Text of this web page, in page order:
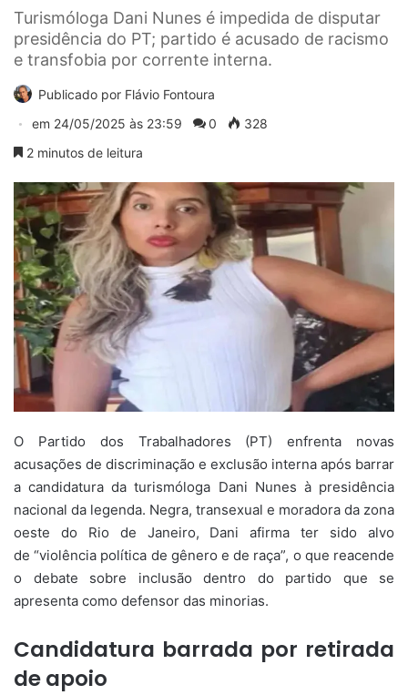
Turismóloga Dani Nunes é impedida de disputar
presidência do PT; partido é acusado de racismo
e transfobia por corrente interna.
Publicado por Flávio Fontoura
em 24/05/2025 às 23:59 0
328
2 minutos de leitura
O Partido dos Trabalhadores (PT) enfrenta novas
acusações de discriminação e exclusão interna após barrar
a candidatura da turismóloga Dani Nunes à presidência
nacional da legenda. Negra, transexual e moradora da zona
oeste do Rio de Janeiro, Dani afirma ter sido alvo
de “violência política de gênero e de raça”, o que reacende
o debate sobre inclusão dentro do partido que se
apresenta como defensor das minorias.
Candidatura barrada por retirada
de apoio